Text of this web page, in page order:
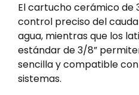
El cartucho cerámico de
control preciso del
agua, mientras que los
estándar de 3/8”
sencilla y compatible
sistemas.